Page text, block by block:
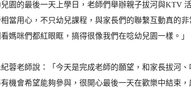
園的最後一天上學日，老師們舉辦親子拔河與KTV
當用心，不只幼兒課程，與家長們的聯繫互動真的
媽咪們都紅眼眶，搞得很像我們在唸幼兒園一樣。」
蓉老師說：「今天是完成老師的願望，和家長拔河
機會希望能夠參與，很開心最後一天在歡樂中結束